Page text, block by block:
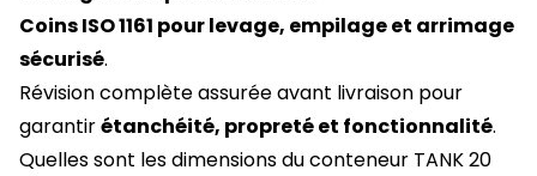
Coins ISO 1161 pour levage, empilage et arrimage
sécurisé.
Révision complète assurée avant livraison pour
garantirétanchéité, propreté et fonctionnalité.
Quelles sont les dimensions du conteneur TANK 20